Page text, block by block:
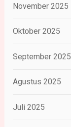
November 2025
Oktober 2025
September 2025
Agustus 2025
Juli 2025